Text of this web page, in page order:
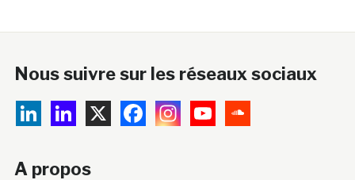
Nous suivre sur les réseaux sociaux
A propos